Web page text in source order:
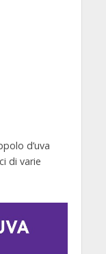
d’uva
di varie